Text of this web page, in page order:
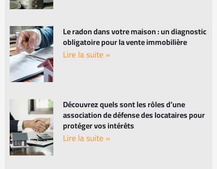
Le radon dans votre maison : un diagnostic
obligatoire pour la vente immobilière
Lire la suite »
Découvrez quels sont les rôles d’une
association de défense des locataires pour
protéger vos intérêts
Lire la suite »